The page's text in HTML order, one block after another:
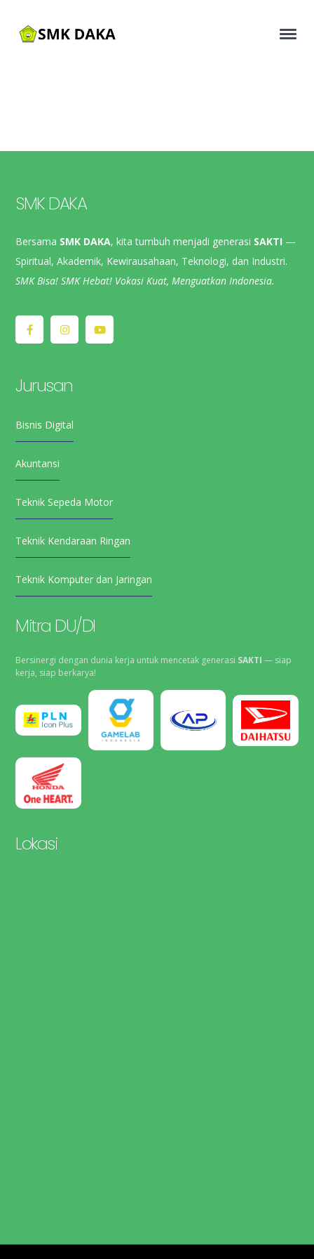
SMK DAKA
Bersama SMK DAKA, kita tumbuh menjadi generasi SAKTI —
Spiritual, Akademik, Kewirausahaan, Teknologi, dan Industri.
SMK Bisa! SMK Hebat! Vokasi Kuat, Menguatkan Indonesia.
Jurusan
Bisnis Digital
Akuntansi
Teknik Sepeda Motor
Teknik Kendaraan Ringan
Teknik Komputer dan Jaringan
Mitra DU/DI
Bersinergi dengan dunia kerja untuk mencetak generasi SAKTI — siap
kerja, siap berkarya!
Lokasi